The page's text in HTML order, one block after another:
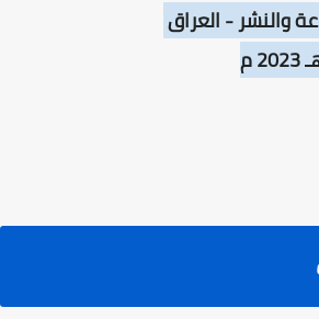
والنشر - العراق